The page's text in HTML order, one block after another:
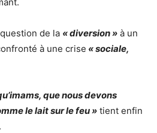
de la « diversion » à un
à une crise « sociale,
que nous devons
le lait sur le feu » tient enfin